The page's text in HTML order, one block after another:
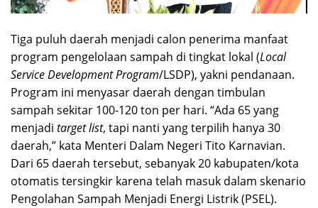
Tiga puluh daerah menjadi calon penerima manfaat
program pengelolaan sampah di tingkat lokal (Local
Service Development Program/LSDP), yakni pendanaan.
Program ini menyasar daerah dengan timbulan
sampah sekitar 100-120 ton per hari. “Ada 65 yang
menjadi target list, tapi nanti yang terpilih hanya 30
daerah,” kata Menteri Dalam Negeri Tito Karnavian.
Dari 65 daerah tersebut, sebanyak 20 kabupaten/kota
otomatis tersingkir karena telah masuk dalam skenario
Pengolahan Sampah Menjadi Energi Listrik (PSEL).